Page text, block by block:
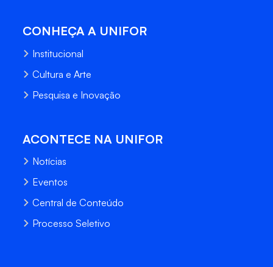
CONHEÇA A UNIFOR
Institucional
Cultura e Arte
Pesquisa e Inovação
ACONTECE NA UNIFOR
Notícias
Eventos
Central de Conteúdo
Processo Seletivo